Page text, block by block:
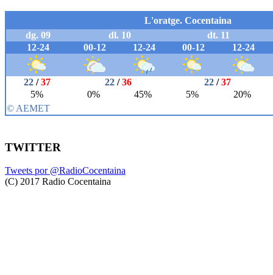
TWITTER
Tweets por @RadioCocentaina
(C) 2017 Radio Cocentaina